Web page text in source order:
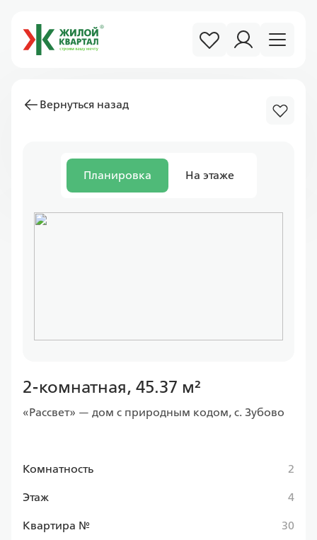
Вернуться назад
Планировка На этаже
2-комнатная, 45.37 м²
«Рассвет» — дом с природным кодом, с. Зубово
Комнатность 2
Этаж 4
Квартира № 30